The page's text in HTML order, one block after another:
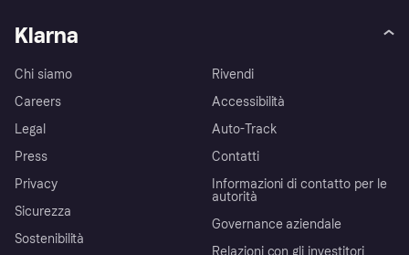
Klarna
Chi siamo
Careers
Legal
Press
Privacy
Sicurezza
Sostenibilità
Rivendi
Accessibilità
Auto-Track
Contatti
Informazioni di contatto per le
autorità
Governance aziendale
Relazioni con gli investitori